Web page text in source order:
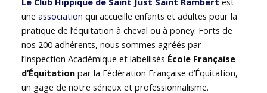
uneassociation qui accueille enfants et adultes pour la
pratique de l’équitation à cheval ou à poney. Forts de
nos 200 adhérents, nous sommes agréés par
l’Inspection Académique et labellisés École Française
d’Équitation par la Fédération Française d’Équitation,
un gage de notre sérieux et professionnalisme.